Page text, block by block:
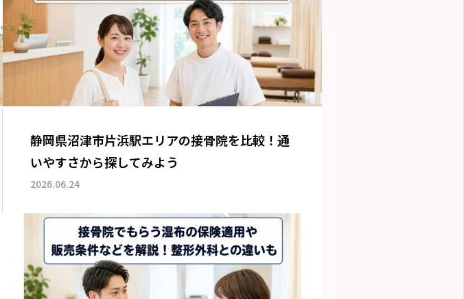
静岡県沼津市片浜駅エリアの接骨院を比較！通
いやすさから探してみよう
2026.06.24